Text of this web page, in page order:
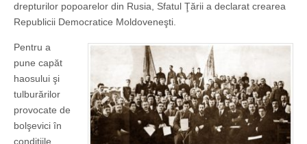
drepturilor popoarelor din Rusia, Sfatul Ţării a declarat crearea
Republicii Democratice Moldoveneşti.
Pentru a
pune capăt
haosului şi
tulburărilor
provocate de
bolşevici în
condiţiile